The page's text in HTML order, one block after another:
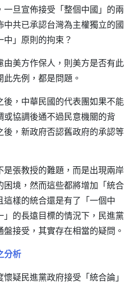
一旦宣佈接受「整個中國」的兩
共已承認台灣為主權獨立的國
」原則的拘束？
由美方作保人，則美方是否有此
先例，都是問題。
後，中華民國的代表團如果不能
協調後通不過民意機關的背
後，新政府否認舊政府的承認等
是張教授的難題，而是出現兩岸
困境，然而這些都將增加「統合
樣的統合還是有了「一個中
」的長遠目標的情況下，民進黨
接受，其實存在相當的疑問。
分析
疑民進黨政府接受「統合論」